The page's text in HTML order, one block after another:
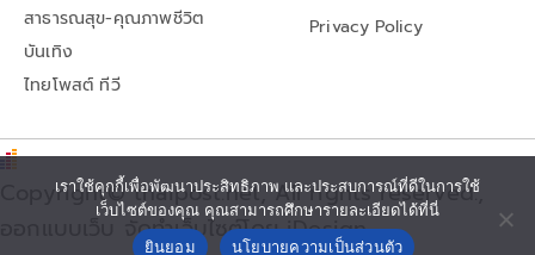
สาธารณสุข-คุณภาพชีวิต
บันเทิง
ไทยโพสต์ ทีวี
Privacy Policy
Copyright© thaipost.net, All rights reserved.,
ออกแบบเว็บ จัดทำเว็บไซต์โดย iDesign
เราใช้คุกกี้เพื่อพัฒนาประสิทธิภาพ และประสบการณ์ที่ดีในการใช้
เว็บไซต์ของคุณ คุณสามารถศึกษารายละเอียดได้ที่นี่
ยินยอม
นโยบายความเป็นส่วนตัว